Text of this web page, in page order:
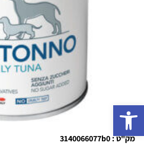
מק"ט : 3140066077b0
פתח סרגל נגישות